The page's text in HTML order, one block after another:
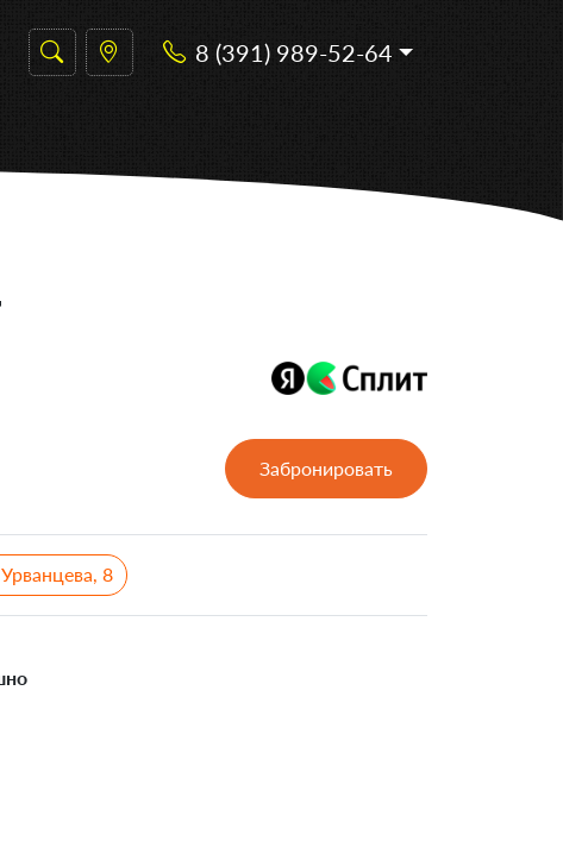
8 (391) 989-52-64
Забронировать
Урванцева, 8